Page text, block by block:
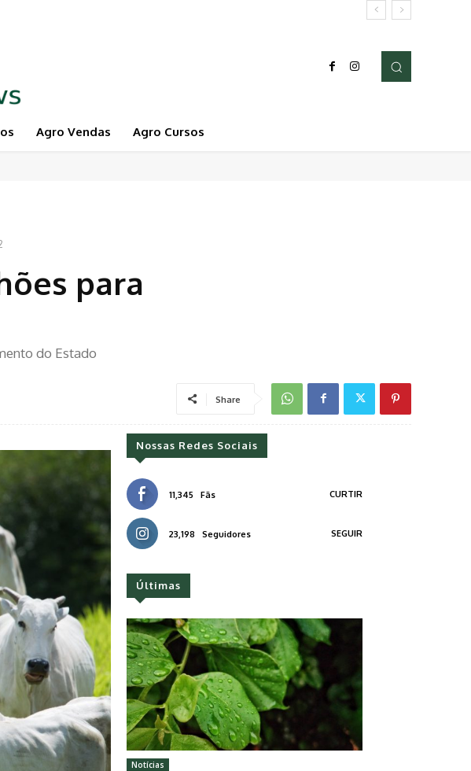
Agro Vendas Agro Cursos
para
do Estado
Share
Nossas Redes Sociais
11,345 Fãs CURTIR
23,198 Seguidores SEGUIR
Últimas
Notícias